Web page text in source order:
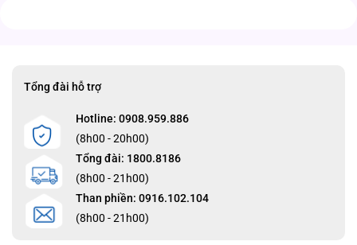
Tổng đài hỗ trợ
Hotline: 0908.959.886
(8h00 - 20h00)
Tổng đài: 1800.8186
(8h00 - 21h00)
Than phiền: 0916.102.104
(8h00 - 21h00)